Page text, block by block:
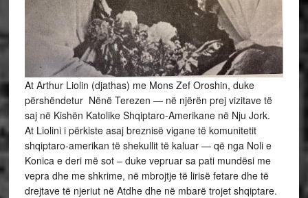
At Arthur Liolin (djathas) me Mons Zef Oroshin, duke
përshëndetur Nënë Terezen — në njërën prej vizitave të
saj në Kishën Katolike Shqiptaro-Amerikane në Nju Jork.
At Liolini i përkiste asaj breznisë vigane të komunitetit
shqiptaro-amerikan të shekullit të kaluar — që nga Noli e
Konica e deri më sot – duke vepruar sa pati mundësi me
vepra dhe me shkrime, në mbrojtje të lirisë fetare dhe të
drejtave të njeriut në Atdhe dhe në mbarë trojet shqiptare.